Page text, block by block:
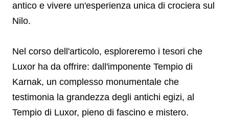
antico e vivere un'esperienza unica di crociera sul
Nilo.
Nel corso dell'articolo, esploreremo i tesori che
Luxor ha da offrire: dall'imponente Tempio di
Karnak, un complesso monumentale che
testimonia la grandezza degli antichi egizi, al
Tempio di Luxor, pieno di fascino e mistero.